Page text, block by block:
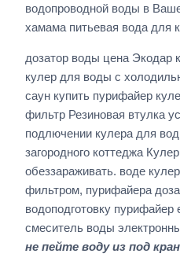
водопроводной воды в
хамама питьевая вода для
дозатор воды цена Экодар
кулер для воды с
саун купить пурифайер
фильтр Резиновая втулка
подлючении кулера для
загородного коттеджа
обеззараживать. воде
фильтром, пурифайера
водоподготовку пурифайер
смеситель воды
не пейте воду из под